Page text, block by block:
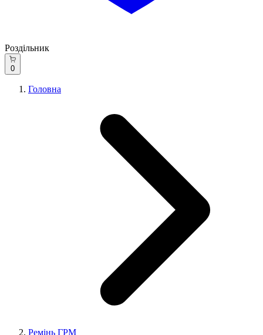
Роздільник
0
Головна
Ремінь ГРМ